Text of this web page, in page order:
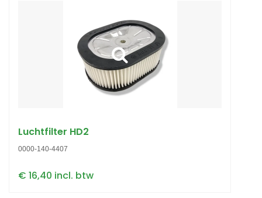
Luchtfilter HD2
0000-140-4407
€ 16,40 incl. btw